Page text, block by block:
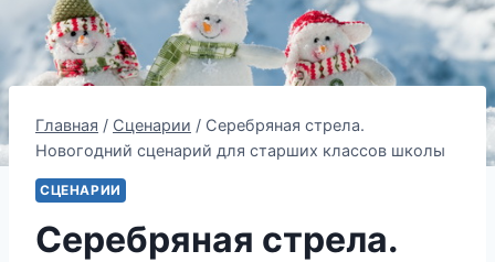
Главная / Сценарии / Серебряная стрела.
Новогодний сценарий для старших классов школы
СЦЕНАРИИ
Серебряная стрела.